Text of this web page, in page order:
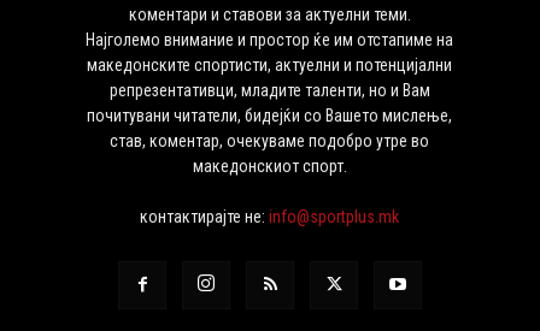
коментари и ставови за актуелни теми.
Најголемо внимание и простор ќе им отстапиме на
македонските спортисти, актуелни и потенцијални
репрезентативци, младите таленти, но и Вам
почитувани читатели, бидејќи со Вашето мислење,
став, коментар, очекуваме подобро утре во
македонскиот спорт.
контактирајте не:info@sportplus.mk